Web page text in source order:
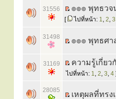
31556 ๏๏๏ พุทธวจ
[ ไปที่หน้า: 1, 2, 3
31498 ๏๏๏ พุทธศา
31169 ความรู้เกี่ย
ไปที่หน้า: 1, 2, 3, 4 ]
28085 เหตุผลที่ทร